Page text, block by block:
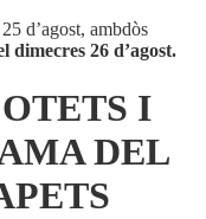
d’agost, ambdòs
dimecres 26 d’agost.
I
DEL